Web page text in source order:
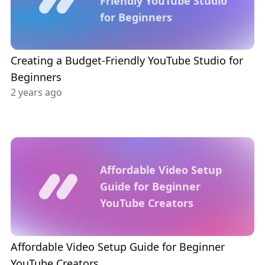
for Beginners
Creating a Budget-Friendly YouTube Studio for
Beginners
2 years ago
Affordable Video Setup
Guide for Beginner
YouTube Creators
Affordable Video Setup Guide for Beginner